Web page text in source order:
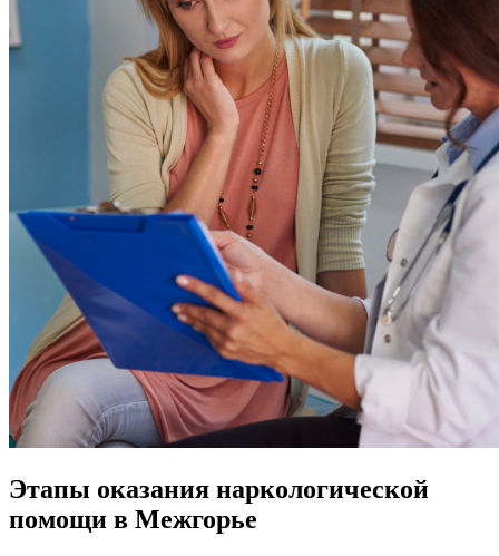
Этапы оказания наркологической
помощи в Межгорье